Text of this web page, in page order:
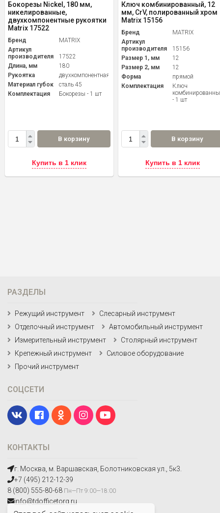
Бокорезы Nickel, 180 мм,
никелированные,
двухкомпонентные рукоятки
Matrix 17522
Бренд
MATRIX
Артикул
производителя
17522
Длина, мм
180
Рукоятка
двухкомпонентная
Материал губок
сталь 45
Комплектация
Бокорезы - 1 шт
В корзину
Купить в 1 клик
Ключ комбинированный, 12
мм, CrV, полированный хром
Matrix 15156
Бренд
MATRIX
Артикул
производителя
15156
Размер 1, мм
12
Размер 2, мм
12
Форма
прямой
Комплектация
Ключ
- 1 шт
В корзину
Купить в 1 клик
КОНТАКТЫ
г. Москва, м. Варшавская, Болотниковская ул., 5к3.
+7 (495) 212-12-39
8 (800) 555-80-68 Пн—Пт 9:00—18:00
info@tdofficetorg.ru
РАЗДЕЛЫ
Режущий инструмент
Слесарный инструмент
Отделочный инструмент
Автомобильный инструмент
Измерительный инструмент
Столярный инструмент
Крепежный инструмент
Силовое оборудование
Прочий инструмент
СОЦСЕТИ